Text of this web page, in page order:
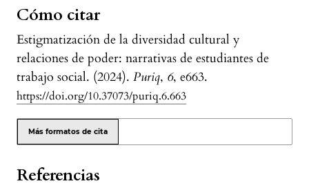
Cómo citar
Estigmatización de la diversidad cultural y
relaciones de poder: narrativas de estudiantes de
trabajo social. (2024). Puriq, 6, e663.
https://doi.org/10.37073/puriq.6.663
Más formatos de cita
Referencias